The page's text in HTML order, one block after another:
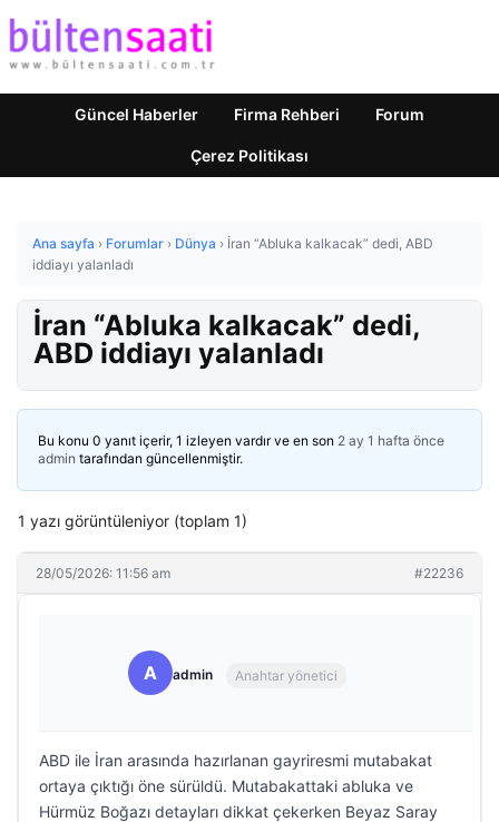
Güncel Haberler Firma Rehberi Forum
Çerez Politikası
Ana sayfa › Forumlar › Dünya › İran “Abluka kalkacak” dedi, ABD
iddiayı yalanladı
İran “Abluka kalkacak” dedi,
ABD iddiayı yalanladı
Bu konu 0 yanıt içerir, 1 izleyen vardır ve en son 2 ay 1 hafta önce
admin tarafından güncellenmiştir.
1 yazı görüntüleniyor (toplam 1)
28/05/2026: 11:56 am #22236
A admin Anahtar yönetici
ABD ile İran arasında hazırlanan gayriresmi mutabakat
ortaya çıktığı öne sürüldü. Mutabakattaki abluka ve
Hürmüz Boğazı detayları dikkat çekerken Beyaz Saray